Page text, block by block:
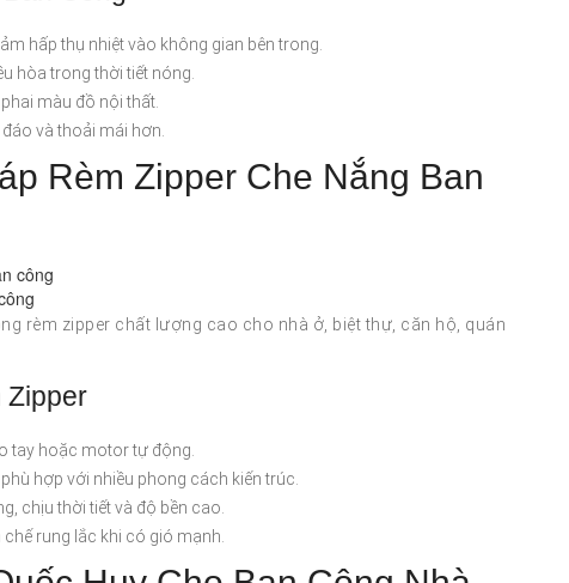
hấp thụ nhiệt vào không gian bên trong.
hòa trong thời tiết nóng.
màu đồ nội thất.
và thoải mái hơn.
Rèm Zipper Che Nắng Ban
rèm zipper chất lượng cao cho nhà ở, biệt thự, căn hộ, quán
Zipper
tay hoặc motor tự động.
hợp với nhiều phong cách kiến trúc.
chịu thời tiết và độ bền cao.
rung lắc khi có gió mạnh.